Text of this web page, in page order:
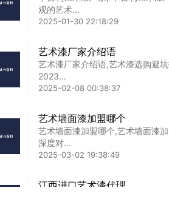
观的艺术...
2025-01-30 22:18:29
艺术漆厂家介绍语
艺术漆厂家介绍语,艺术漆选购避
2023...
2025-02-08 00:38:37
艺术墙面漆加盟哪个
艺术墙面漆加盟哪个,艺术墙面漆
深度对...
2025-03-02 19:38:49
江西进口艺术漆代理